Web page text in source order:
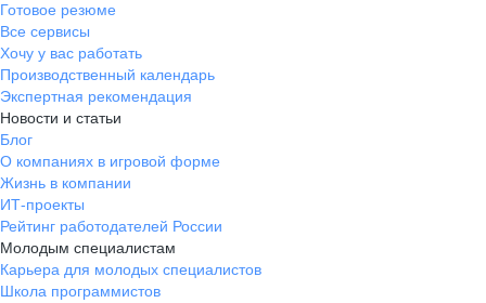
Готовое резюме
Все сервисы
Хочу у вас работать
Производственный календарь
Экспертная рекомендация
Новости и статьи
Блог
О компаниях в игровой форме
Жизнь в компании
ИТ-проекты
Рейтинг работодателей России
Молодым специалистам
Карьера для молодых специалистов
Школа программистов